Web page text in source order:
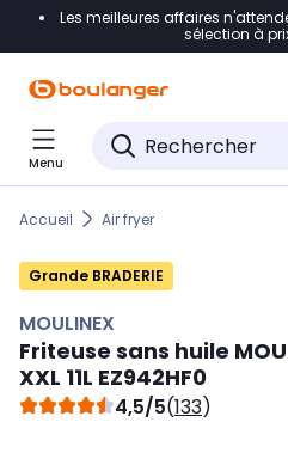
Accéder directement à la
Accéder directement au pied
Accéder directement au
Les meilleures affaires
sélection à
Menu
Accueil Air fryer
Grande BRADERIE
MOULINEX
Friteuse sans huile
XXL 11L EZ942HF0
4,5/5(133)